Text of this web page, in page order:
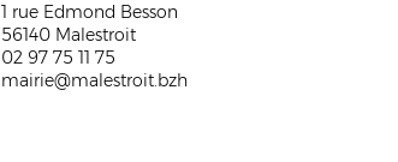
1 rue Edmond Besson
56140 Malestroit
02 97 75 11 75
mairie@malestroit.bzh